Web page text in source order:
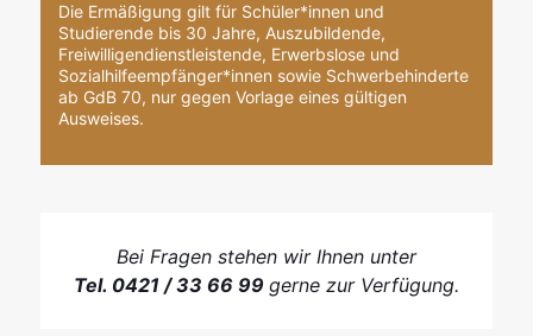
Die Ermäßigung gilt für Schüler*innen und
Studierende bis 30 Jahre, Auszubildende,
Freiwilligendienstleistende, Erwerbslose und
Sozialhilfeempfänger*innen sowie Schwerbehinderte
ab GdB 70, nur gegen Vorlage eines gültigen
Ausweises.
Bei Fragen stehen wir Ihnen unter
Tel. 0421 / 33 66 99 gerne zur Verfügung.